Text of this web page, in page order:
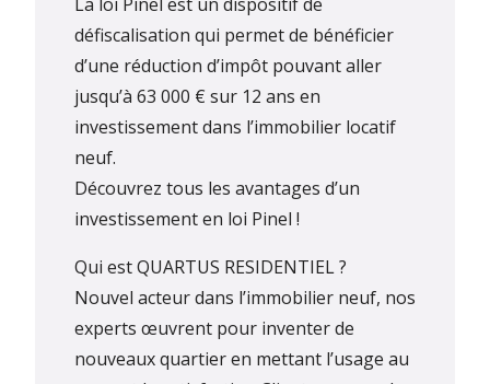
défiscalisation qui permet de bénéficier
d’une réduction d’impôt pouvant aller
jusqu’à 63 000 € sur 12 ans en
investissement dans l’immobilier locatif
neuf.
Découvrez tous les avantages d’un
investissement en loi Pinel !
Qui est QUARTUS RESIDENTIEL ?
Nouvel acteur dans l’immobilier neuf, nos
experts œuvrent pour inventer de
nouveaux quartier en mettant l’usage au